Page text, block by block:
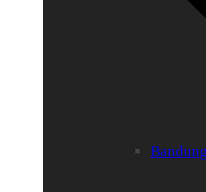
Bandung